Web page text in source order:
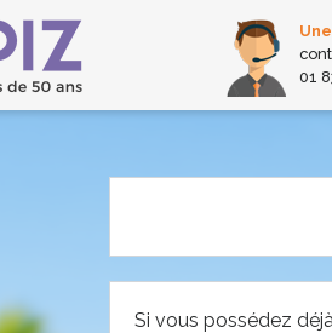
01
Si vous possédez